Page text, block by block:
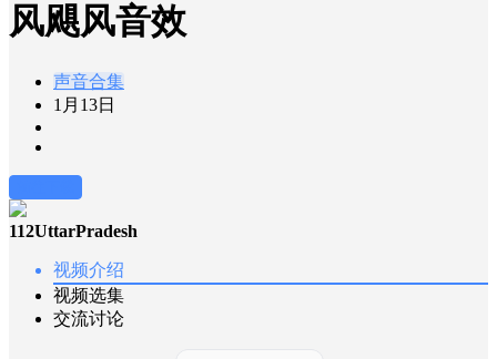
风飓风音效
声音合集
1月13日
112UttarPradesh
视频介绍
视频选集
交流讨论